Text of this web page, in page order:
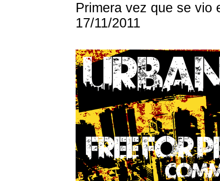
Primera vez que se vio
17/11/2011